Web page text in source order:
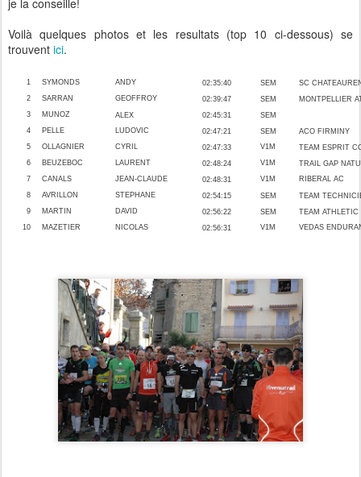
je la conseille!
Voilà quelques photos et les resultats (top 10 ci-dessous) se
trouvent ici.
1 SYMONDS ANDY 02:35:40 SEM
SC
2
SARRAN GEOFFROY 02:39:47 SEM MONTPELLIER
3
MUNOZ ALEX 02:45:31
SEM
4
PELLE LUDOVIC 02:47:21 SEM ACO FIRMINY
5
OLLAGNIER CYRIL 02:47:33 V1M TEAM ESPRIT
6
BEUZEBOC LAURENT 02:48:24 V1M TRAILGAP
7
CANALS JEAN-CLAUDE 02:48:31 V1M
RIBERAL AC
8
AVRILLON STEPHANE 02:54:15 SEM TEAM
9
MARTIN DAVID 02:56:22 SEM TEAM ATHLETIC
10
MAZETIER NICOLAS 02:56:31 V1M VEDAS